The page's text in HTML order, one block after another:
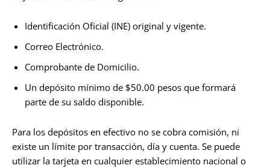
Identificación Oficial (INE) original y vigente.
Correo Electrónico.
Comprobante de Domicilio.
Un depósito mínimo de $50.00 pesos que formará
parte de su saldo disponible.
Para los depósitos en efectivo no se cobra comisión, ni
existe un límite por transacción, día y cuenta. Se puede
utilizar la tarjeta en cualquier establecimiento nacional o